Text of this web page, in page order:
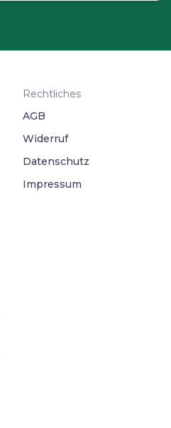
Rechtliches
AGB
Widerruf
Datenschutz
Impressum